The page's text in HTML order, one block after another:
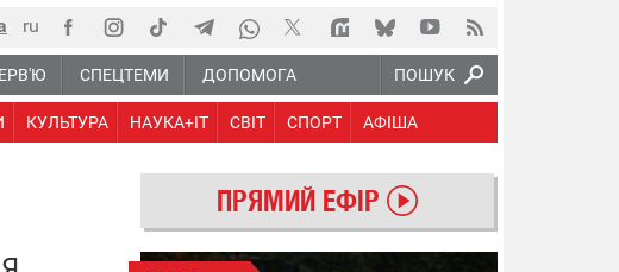
ПОШУК
СПЕЦТЕМИ ДОПОМОГА
КУЛЬТУРА НАУКА+IT СВІТ СПОРТ АФІША
ПРЯМИЙ ЕФІР